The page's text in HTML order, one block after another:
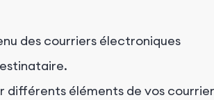
des courriers électroniques
différents éléments de vos